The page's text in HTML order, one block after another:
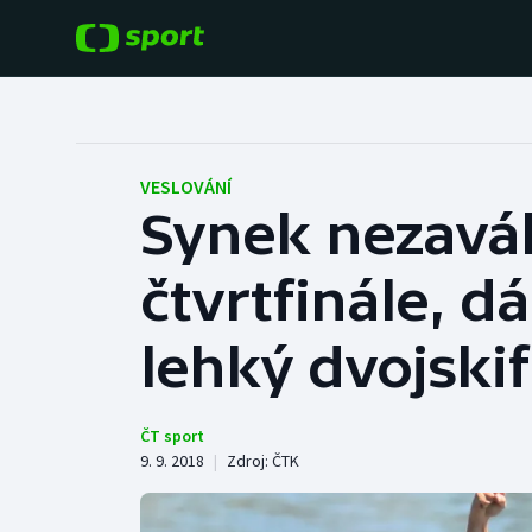
Hokej
Tenis
Atletika
Baseball a softbal
Basketbal
Biatlon
VESLOVÁNÍ
Synek
čtvrtfinále,
lehký dvojskif
ČT sport
9. 9. 2018 | Zdroj: ČTK